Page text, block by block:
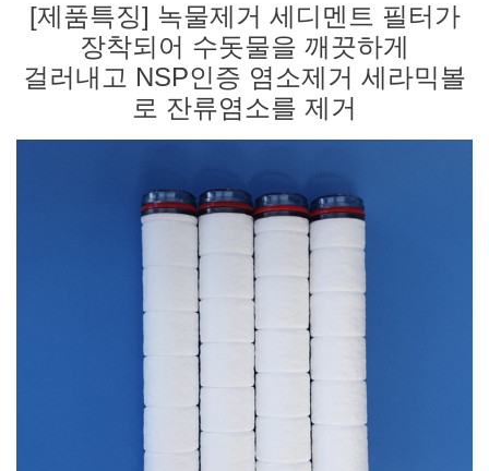
[제품특징] 녹물제거 세디멘트 필터가
장착되어 수돗물을 깨끗하게
걸러내고 NSP인증 염소제거 세라믹볼
로 잔류염소를 제거